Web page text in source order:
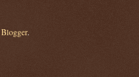
Blogger.